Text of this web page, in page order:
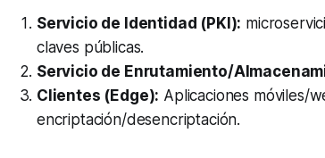
Servicio de Identidad (PKI):
claves públicas.
Servicio de Enrutamiento/
Clientes (Edge): Aplicaciones móviles/
encriptación/desencriptación.